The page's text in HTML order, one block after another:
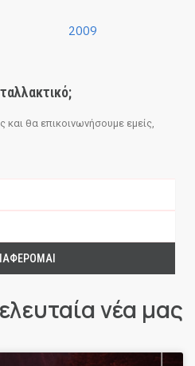
2009
θα επικοινωνήσουμε εμείς,
νέα μας